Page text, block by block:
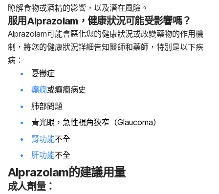
瞭解食物或酒精的影響，以及潛在風險。
服用Alprazolam，健康狀況可能受影響嗎？
Alprazolam可能會惡化您的健康狀況或改變藥物的作用機
制，將您的健康狀況詳細告知醫師和藥師，特別是以下疾
病：
憂鬱症
癲癇或癲癇病史
肺部問題
青光眼，急性視角狹窄（Glaucoma）
腎功能不全
肝功能不全
Alprazolam的建議用量
成人劑量：